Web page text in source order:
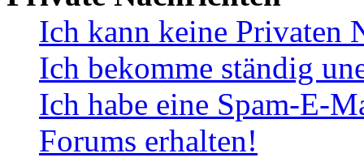
Ich kann keine Privaten
Ich bekomme ständig
Ich habe eine Spam-E-
Forums erhalten!